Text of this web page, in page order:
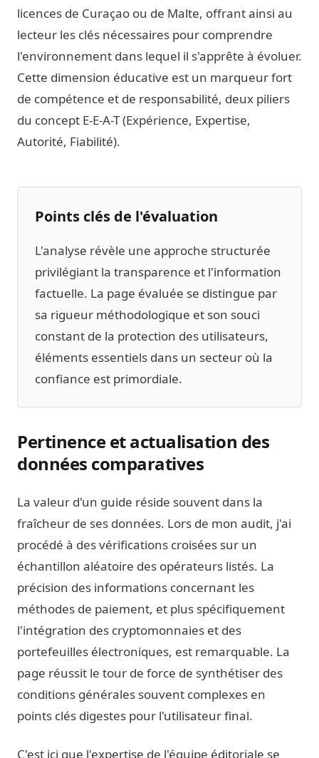
licences de Curaçao ou de Malte, offrant ainsi au
lecteur les clés nécessaires pour comprendre
l'environnement dans lequel il s'apprête à évoluer.
Cette dimension éducative est un marqueur fort
de compétence et de responsabilité, deux piliers
du concept E-E-A-T (Expérience, Expertise,
Autorité, Fiabilité).
Points clés de l'évaluation
L'analyse révèle une approche structurée
privilégiant la transparence et l'information
factuelle. La page évaluée se distingue par
sa rigueur méthodologique et son souci
constant de la protection des utilisateurs,
éléments essentiels dans un secteur où la
confiance est primordiale.
Pertinence et actualisation des
données comparatives
La valeur d'un guide réside souvent dans la
fraîcheur de ses données. Lors de mon audit, j'ai
procédé à des vérifications croisées sur un
échantillon aléatoire des opérateurs listés. La
précision des informations concernant les
méthodes de paiement, et plus spécifiquement
l'intégration des cryptomonnaies et des
portefeuilles électroniques, est remarquable. La
page réussit le tour de force de synthétiser des
conditions générales souvent complexes en
points clés digestes pour l'utilisateur final.
C'est ici que l'expertise de l'équipe éditoriale se